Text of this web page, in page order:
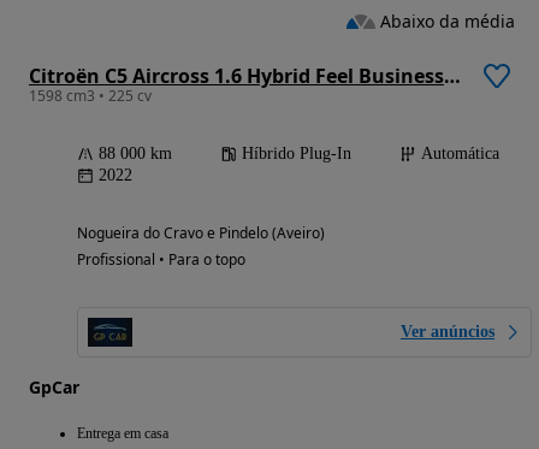
Citroën C5 Aircross 1.6 Hybrid Feel Business (TA) e-EAT8
1598 cm3 • 225 cv
88 000 km Híbrido Plug-In
Automática
2022
Nogueira do Cravo e Pindelo (Aveiro)
Profissional • Para o topo
Ver anúncios
GpCar
Entrega em casa
Abaixo da média